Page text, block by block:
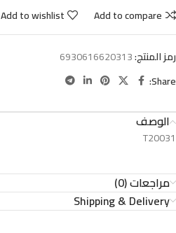
Add to compare
Add to wishlist
رمز المنتج:6930616620313
Share:
الوصف
T20031
مراجعات (0)
Shipping & Delivery